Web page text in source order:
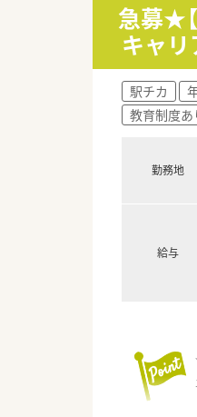
急募★
キャリ
駅チカ
教育制度あ
勤務地
給与